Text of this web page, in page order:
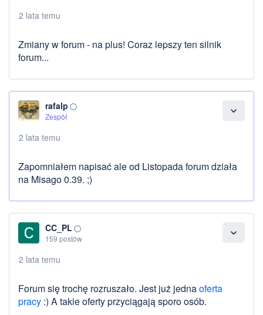
2 lata temu
Zmiany w forum - na plus! Coraz lepszy ten silnik
forum...
expand_more
rafalp panorama_fish_eye
Zespół
2 lata temu
Zapomniałem napisać ale od Listopada forum działa
na Misago 0.39. ;)
expand_more
CC_PL panorama_fish_eye
159 postów
2 lata temu
Forum się trochę rozruszało. Jest już jednaoferta
pracy :) A takie oferty przyciągają sporo osób.